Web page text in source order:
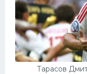
Тарасов